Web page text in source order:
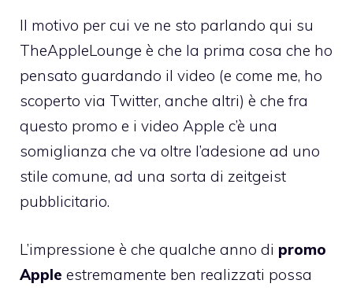
Il motivo per cui ve ne sto parlando qui su
TheAppleLounge è che la prima cosa che ho
pensato guardando il video (e come me, ho
scoperto via Twitter, anche altri) è che fra
questo promo e i video Apple c’è una
somiglianza che va oltre l’adesione ad uno
stile comune, ad una sorta di zeitgeist
pubblicitario.
L’impressione è che qualche anno di promo
Apple estremamente ben realizzati possa